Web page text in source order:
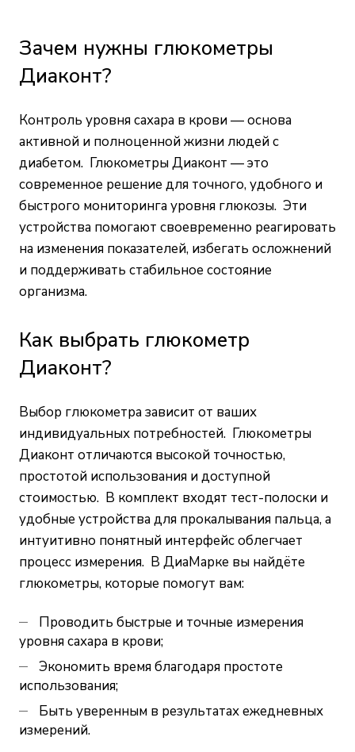
Зачем нужны глюкометры
Диаконт?
Контроль уровня сахара в крови — основа
активной и полноценной жизни людей с
диабетом. Глюкометры Диаконт — это
современное решение для точного, удобного и
быстрого мониторинга уровня глюкозы. Эти
устройства помогают своевременно реагировать
на изменения показателей, избегать осложнений
и поддерживать стабильное состояние
организма.
Как выбрать глюкометр
Диаконт?
Выбор глюкометра зависит от ваших
индивидуальных потребностей. Глюкометры
Диаконт отличаются высокой точностью,
простотой использования и доступной
стоимостью. В комплект входят тест-полоски и
удобные устройства для прокалывания пальца, а
интуитивно понятный интерфейс облегчает
процесс измерения. В ДиаМарке вы найдёте
глюкометры, которые помогут вам:
Проводить быстрые и точные измерения
уровня сахара в крови;
Экономить время благодаря простоте
использования;
Быть уверенным в результатах ежедневных
измерений.